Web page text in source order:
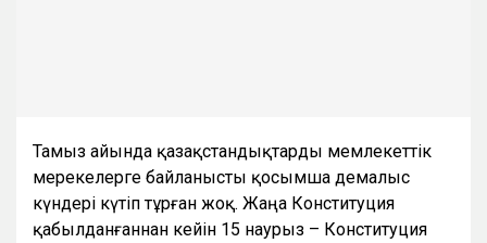
Тамыз айында қазақстандықтарды мемлекеттік
мерекелерге байланысты қосымша демалыс
күндері күтіп тұрған жоқ. Жаңа Конституция
қабылданғаннан кейін 15 наурыз – Конституция